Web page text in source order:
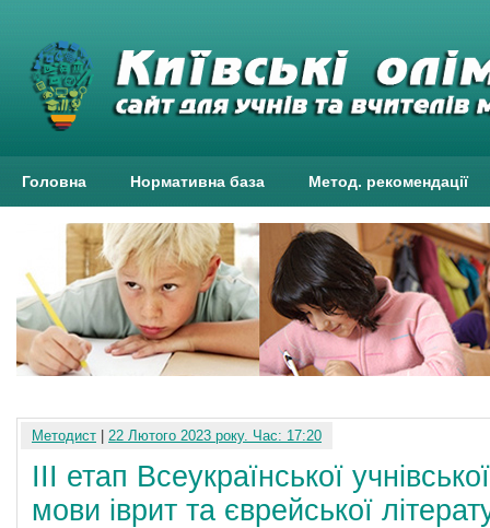
Головна Нормативна база Метод. рекомендації
Методист 22 Лютого 2023 року. Час: 17:20
ІІІ етап Всеукраїнської
мови іврит та єврейської